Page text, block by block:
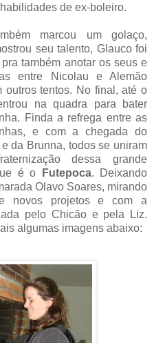
de ex-boleiro.
marcou um golaço,
seu talento, Glauco foi
também anotar os seus e
entre Nicolau e Alemão
outros tentos. No final, até o
na quadra para bater
Finda a refrega entre as
e com a chegada do
da Brunna, todos se uniram
dessa grande
é o
Futepoca. Deixando
Olavo Soares, mirando
novos projetos e com a
pelo Chicão e pela Liz.
algumas imagens abaixo: